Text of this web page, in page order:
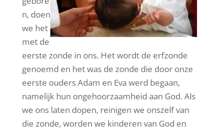
n, doen
we het
met de
eerste zonde in ons. Het wordt de erfzonde
genoemd en het was de zonde die door onze
eerste ouders Adam en Eva werd begaan,
namelijk hun ongehoorzaamheid aan God. Als
we ons laten dopen, reinigen we onszelf van
die zonde, worden we kinderen van God en